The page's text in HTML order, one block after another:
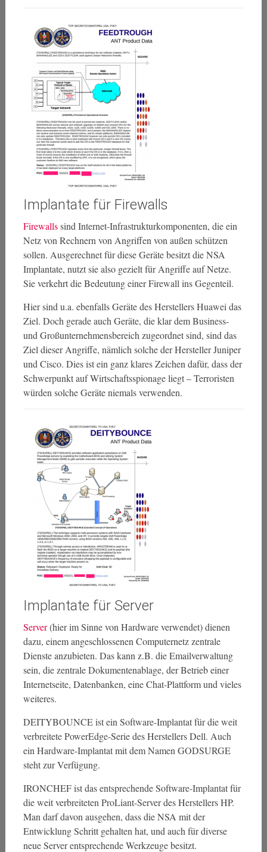
Implantate für Firewalls
Firewallssind Internet-Infrastrukturkomponenten, die ein
Netz von Rechnern von Angriffen von außen schützen
sollen. Ausgerechnet für diese Geräte besitzt die NSA
Implantate, nutzt sie also gezielt für Angriffe auf Netze.
Sie verkehrt die Bedeutung einer Firewall ins Gegenteil.
Hier sind u.a. ebenfalls Geräte des Herstellers Huawei das
Ziel. Doch gerade auch Geräte, die klar dem Business-
und Großunternehmensbereich zugeordnet sind, sind das
Ziel dieser Angriffe, nämlich solche der Hersteller Juniper
und Cisco. Dies ist ein ganz klares Zeichen dafür, dass der
Schwerpunkt auf Wirtschaftsspionage liegt – Terroristen
würden solche Geräte niemals verwenden.
Implantate für Server
Server(hier im Sinne von Hardware verwendet) dienen
dazu, einem angeschlossenen Computernetz zentrale
Dienste anzubieten. Das kann z.B. die Emailverwaltung
sein, die zentrale Dokumentenablage, der Betrieb einer
Internetseite, Datenbanken, eine Chat-Plattform und vieles
weiteres.
DEITYBOUNCE ist ein Software-Implantat für die weit
verbreitete PowerEdge-Serie des Herstellers Dell. Auch
ein Hardware-Implantat mit dem Namen GODSURGE
steht zur Verfügung.
IRONCHEF ist das entsprechende Software-Implantat für
die weit verbreiteten ProLiant-Server des Herstellers HP.
Man darf davon ausgehen, dass die NSA mit der
Entwicklung Schritt gehalten hat, und auch für diverse
neue Server entsprechende Werkzeuge besitzt.